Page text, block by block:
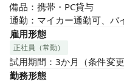
備品：携帯・PC貸与
通勤：マイカー通勤可、バ
雇用形態
正社員（常勤）
試用期間：3か月（条件変更
勤務形態